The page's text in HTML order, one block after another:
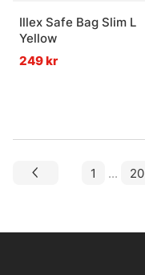
Illex Safe Bag Slim L
Yellow
249 kr
1 ... 20